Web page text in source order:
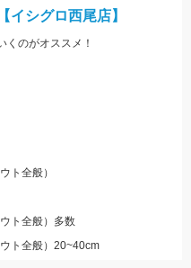
イシグロ西尾店】
くのがオススメ！
ト全般）
ト全般）多数
ト全般）20~40cm